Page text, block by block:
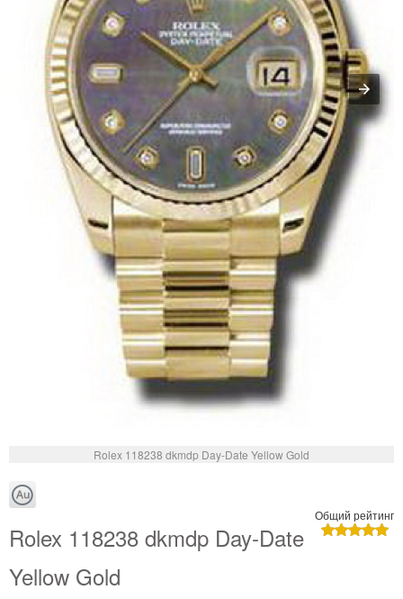
Rolex 118238 dkmdp Day-Date Yellow Gold
Общий рейтинг
Rolex 118238 dkmdp Day-Date
Yellow Gold